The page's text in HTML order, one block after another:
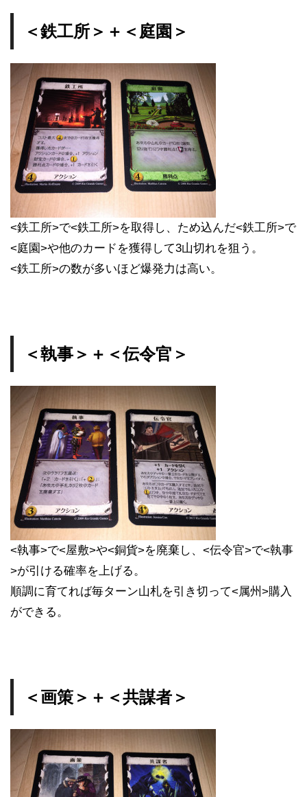
＜鉄工所＞＋＜庭園＞
<鉄工所>で<鉄工所>を取得し、ため込んだ<鉄工所>で
<庭園>や他のカードを獲得して3山切れを狙う。
<鉄工所>の数が多いほど爆発力は高い。
＜執事＞＋＜伝令官＞
<執事>で<屋敷>や<銅貨>を廃棄し、<伝令官>で<執事
>が引ける確率を上げる。
順調に育てれば毎ターン山札を引き切って<属州>購入
ができる。
＜画策＞＋＜共謀者＞